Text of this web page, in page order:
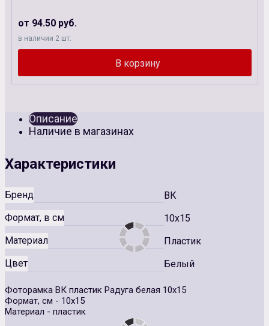
от 94.50 руб.
в наличии 2 шт.
Описание
Наличие в магазинах
Характеристики
Бренд
ВК
Формат, в см
10x15
Материал
Пластик
Цвет
Белый
Фоторамка ВК пластик Радуга белая 10х15
Формат, см - 10х15
Материал - пластик